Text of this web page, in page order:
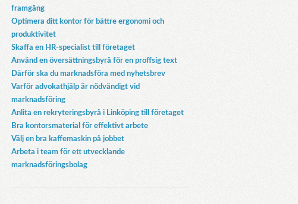
framgång
Optimera ditt kontor för bättre ergonomi och
produktivitet
Skaffa en HR-specialist till företaget
Använd en översättningsbyrå för en proffsig text
Därför ska du marknadsföra med nyhetsbrev
Varför advokathjälp är nödvändigt vid
marknadsföring
Anlita en rekryteringsbyrå i Linköping till företaget
Bra kontorsmaterial för effektivt arbete
Välj en bra kaffemaskin på jobbet
Arbeta i team för ett utvecklande
marknadsföringsbolag